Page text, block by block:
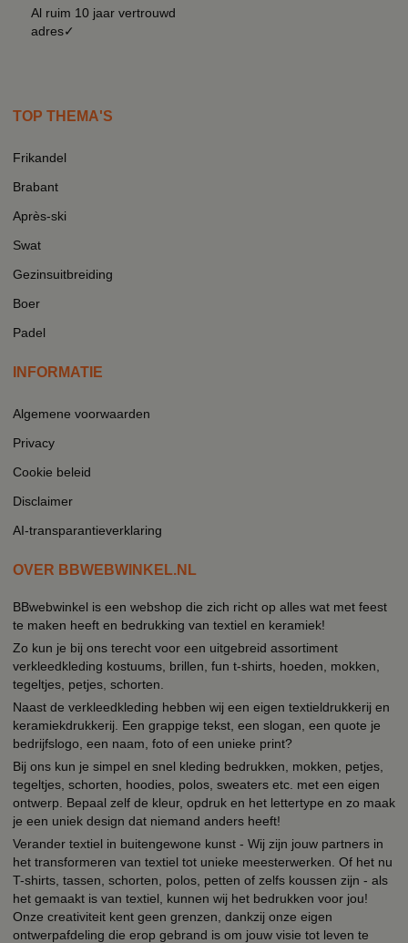
Al ruim 10 jaar vertrouwd
adres✓
TOP THEMA'S
Frikandel
Brabant
Après-ski
Swat
Gezinsuitbreiding
Boer
Padel
INFORMATIE
Algemene voorwaarden
Privacy
Cookie beleid
Disclaimer
AI-transparantieverklaring
OVER BBWEBWINKEL.NL
BBwebwinkel is een webshop die zich richt op alles wat met feest
te maken heeft en bedrukking van textiel en keramiek!
Zo kun je bij ons terecht voor een uitgebreid assortiment
verkleedkleding kostuums, brillen, fun t-shirts, hoeden, mokken,
tegeltjes, petjes, schorten.
Naast de verkleedkleding hebben wij een eigen textieldrukkerij en
keramiekdrukkerij. Een grappige tekst, een slogan, een quote je
bedrijfslogo, een naam, foto of een unieke print?
Bij ons kun je simpel en snel kleding bedrukken, mokken, petjes,
tegeltjes, schorten, hoodies, polos, sweaters etc. met een eigen
ontwerp. Bepaal zelf de kleur, opdruk en het lettertype en zo maak
je een uniek design dat niemand anders heeft!
Verander textiel in buitengewone kunst - Wij zijn jouw partners in
het transformeren van textiel tot unieke meesterwerken. Of het nu
T-shirts, tassen, schorten, polos, petten of zelfs koussen zijn - als
het gemaakt is van textiel, kunnen wij het bedrukken voor jou!
Onze creativiteit kent geen grenzen, dankzij onze eigen
ontwerpafdeling die erop gebrand is om jouw visie tot leven te